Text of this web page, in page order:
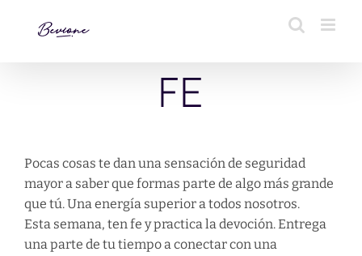
FE
Pocas cosas te dan una sensación de seguridad
mayor a saber que formas parte de algo más grande
que tú. Una energía superior a todos nosotros.
Esta semana, ten fe y practica la devoción. Entrega
una parte de tu tiempo a conectar con una